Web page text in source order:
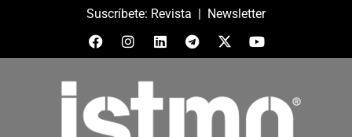
Suscríbete: Revista | Newsletter